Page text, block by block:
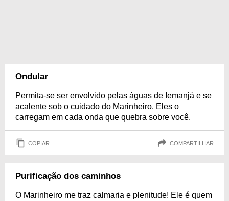
Ondular
Permita-se ser envolvido pelas águas de Iemanjá e se
acalente sob o cuidado do Marinheiro. Eles o
carregam em cada onda que quebra sobre você.
COPIAR COMPARTILHAR
Purificação dos caminhos
O Marinheiro me traz calmaria e plenitude! Ele é quem